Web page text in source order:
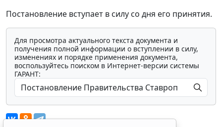
Постановление вступает в силу со дня его принятия.
Для просмотра актуального текста документа и
получения полной информации о вступлении в силу,
изменениях и порядке применения документа,
воспользуйтесь поиском в Интернет-версии системы
ГАРАНТ: